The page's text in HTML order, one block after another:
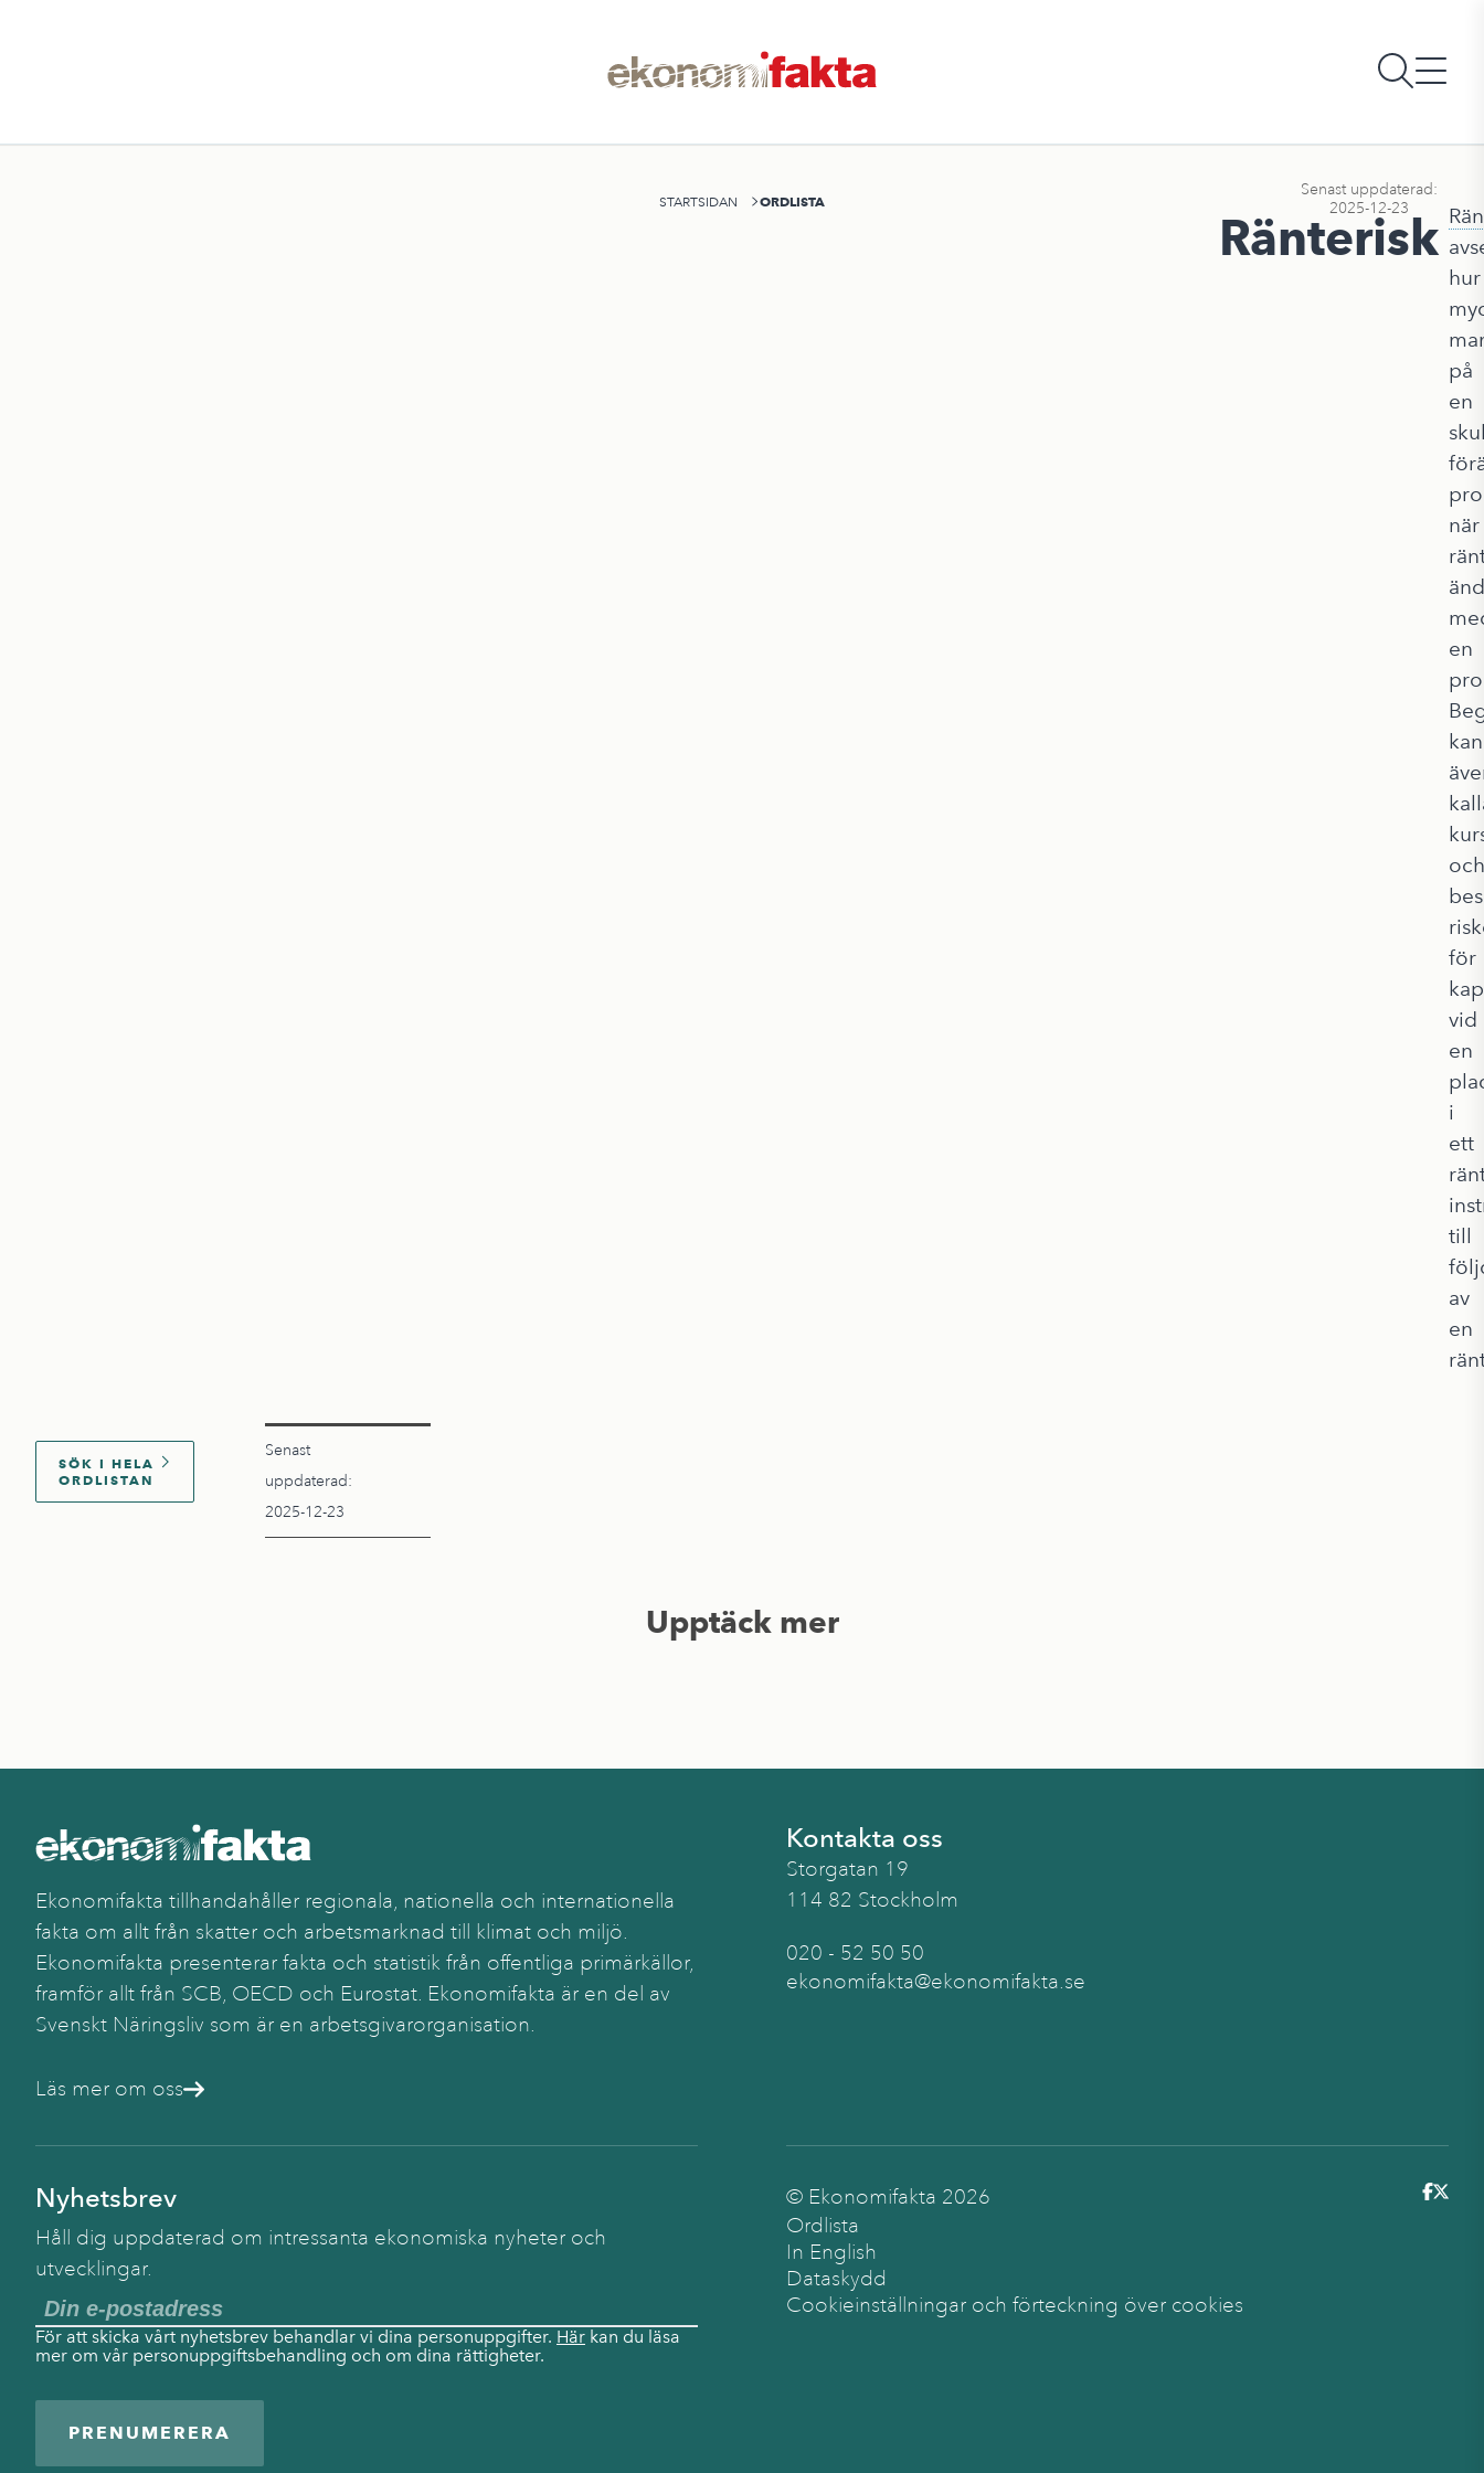
STARTSIDAN ORDLISTA
Ränterisk
Senast uppdaterad:
2025-12-23
hur
på
en
när
en
kan
och
för
vid
en
i
ett
till
av
en
SÖK I HELA
ORDLISTAN
Senast
uppdaterad:
2025-12-23
Upptäck mer
Ekonomifakta tillhandahåller regionala, nationella och internationella
fakta om allt från skatter och arbetsmarknad till klimat och miljö.
Ekonomifakta presenterar fakta och statistik från offentliga primärkällor,
framför allt från SCB, OECD och Eurostat. Ekonomifakta är en del av
Svenskt Näringsliv som är en arbetsgivarorganisation.
Läs mer om oss
Kontakta oss
Storgatan 19
114 82 Stockholm
020 - 52 50 50
ekonomifakta@ekonomifakta.se
Nyhetsbrev
Håll dig uppdaterad om intressanta ekonomiska nyheter och
utvecklingar.
För att skicka vårt nyhetsbrev behandlar vi dina personuppgifter. Här kan du läsa
mer om vår personuppgiftsbehandling och om dina rättigheter.
PRENUMERERA
© Ekonomifakta 2026
Ordlista
In English
Dataskydd
Cookieinställningar och förteckning över cookies